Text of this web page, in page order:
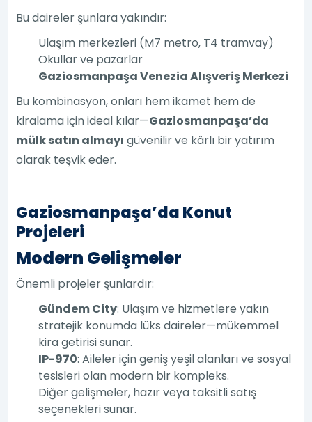
Bu daireler şunlara yakındır:
Ulaşım merkezleri (M7 metro, T4 tramvay)
Okullar ve pazarlar
Gaziosmanpaşa Venezia Alışveriş Merkezi
Bu kombinasyon, onları hem ikamet hem de
kiralama için ideal kılar—Gaziosmanpaşa’da
mülk satın almayı güvenilir ve kârlı bir yatırım
olarak teşvik eder.
Gaziosmanpaşa’da Konut
Projeleri
Modern Gelişmeler
Önemli projeler şunlardır:
Gündem City: Ulaşım ve hizmetlere yakın
stratejik konumda lüks daireler—mükemmel
kira getirisi sunar.
IP-970: Aileler için geniş yeşil alanları ve sosyal
tesisleri olan modern bir kompleks.
Diğer gelişmeler, hazır veya taksitli satış
seçenekleri sunar.